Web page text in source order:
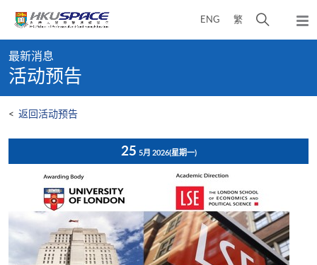
content
ENG 繁
开
弹
出
content
start
最新消息
活动预告
< 返回活动预告
25 5月 2026(星期一)